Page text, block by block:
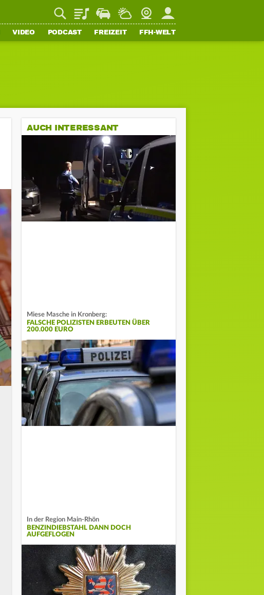
PlaylistStaupilotWetterWebcamMein FFH
VIDEO PODCAST FREIZEIT FFH-WELT
AUCH INTERESSANT
Miese Masche in Kronberg:
FALSCHE POLIZISTEN ERBEUTEN ÜBER
200.000 EURO
In der Region Main-Rhön
BENZINDIEBSTAHL DANN DOCH
AUFGEFLOGEN